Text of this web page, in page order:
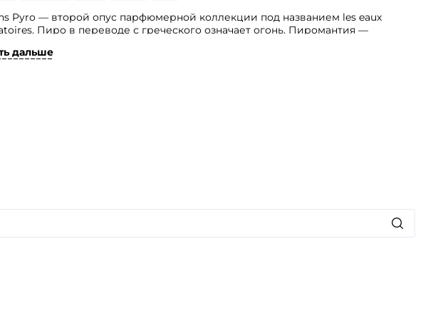
Pyro — второй опус парфюмерной коллекции под названием les eaux
Пиро в переводе с греческого означает огонь. Пиромантия —
дальше